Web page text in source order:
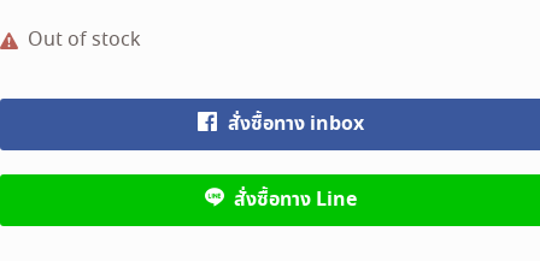
Out of stock
สั่งซื้อทาง inbox
สั่งซื้อทาง Line